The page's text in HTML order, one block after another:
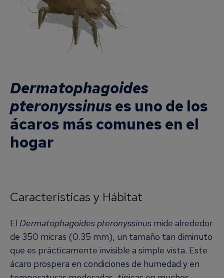
Dermatophagoides
pteronyssinus es uno de los
ácaros más comunes en el
hogar
Características y Hábitat
El Dermatophagoides pteronyssinus mide alrededor
de 350 micras (0.35 mm), un tamaño tan diminuto
que es prácticamente invisible a simple vista. Este
ácaro prospera en condiciones de humedad y en